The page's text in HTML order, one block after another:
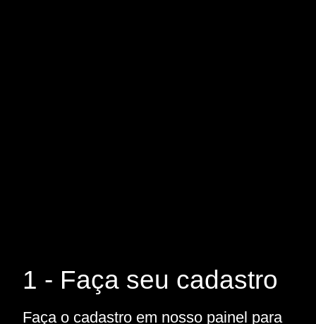
1 - Faça seu cadastro
Faça o cadastro em nosso painel para